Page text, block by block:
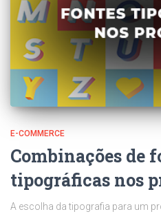
E-COMMERCE
Combinações de
tipográficas nos
A escolha da tipografia para um